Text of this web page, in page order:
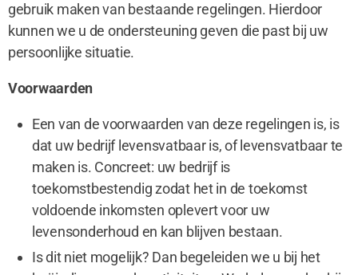
gebruik maken van bestaande regelingen. Hierdoor
kunnen we u de ondersteuning geven die past bij uw
persoonlijke situatie.
Voorwaarden
Een van de voorwaarden van deze regelingen is, is
dat uw bedrijf levensvatbaar is, of levensvatbaar te
maken is. Concreet: uw bedrijf is
toekomstbestendig zodat het in de toekomst
voldoende inkomsten oplevert voor uw
levensonderhoud en kan blijven bestaan.
Is dit niet mogelijk? Dan begeleiden we u bij het